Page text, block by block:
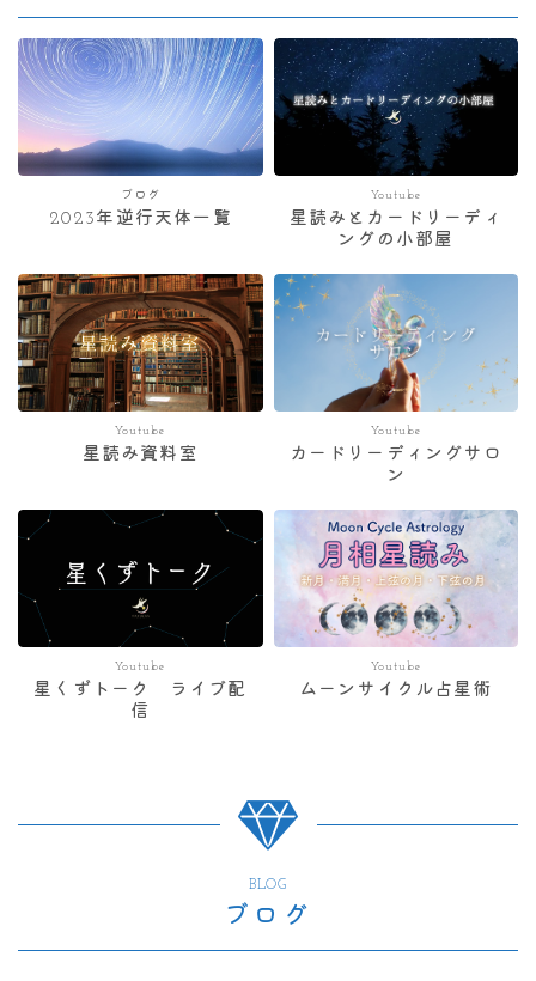
ブログ
2023年逆行天体一覧
Youtube
星読みとカードリーディ
ングの小部屋
Youtube
星読み資料室
Youtube
カードリーディングサロ
ン
Youtube
星くずトーク ライブ配
信
Youtube
ムーンサイクル占星術
BLOG
ブログ